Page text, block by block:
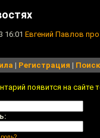
16:01 Евгений Павлов про
| Регистрация | Поиск
появится на